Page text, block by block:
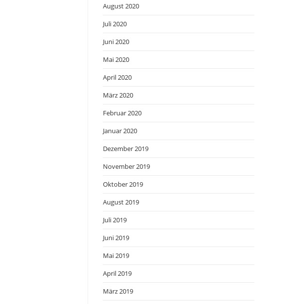
August 2020
Juli 2020
Juni 2020
Mai 2020
April 2020
März 2020
Februar 2020
Januar 2020
Dezember 2019
November 2019
Oktober 2019
August 2019
Juli 2019
Juni 2019
Mai 2019
April 2019
März 2019